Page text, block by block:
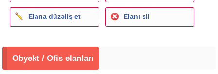
Elana düzəliş et Elanı sil
Obyekt / Ofis elanları